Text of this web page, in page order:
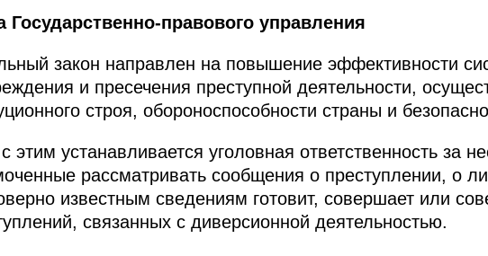
Государственно-правового управления
закон направлен на повышение эффективности
и пресечения преступной деятельности,
строя, обороноспособности страны и
этим устанавливается уголовная ответственность за
рассматривать сообщения о преступлении, о
известным сведениям готовит, совершает или
связанных с диверсионной деятельностью.